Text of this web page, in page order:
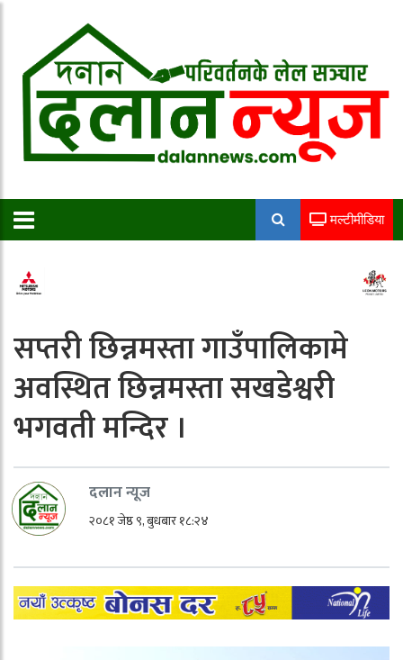
मल्टीमीडिया
सप्तरी छिन्नमस्ता गाउँपालिकामे
अवस्थित छिन्नमस्ता सखडेश्वरी
भगवती मन्दिर ।
दलान न्यूज
२०८१ जेष्ठ ९, बुधबार १८:२४